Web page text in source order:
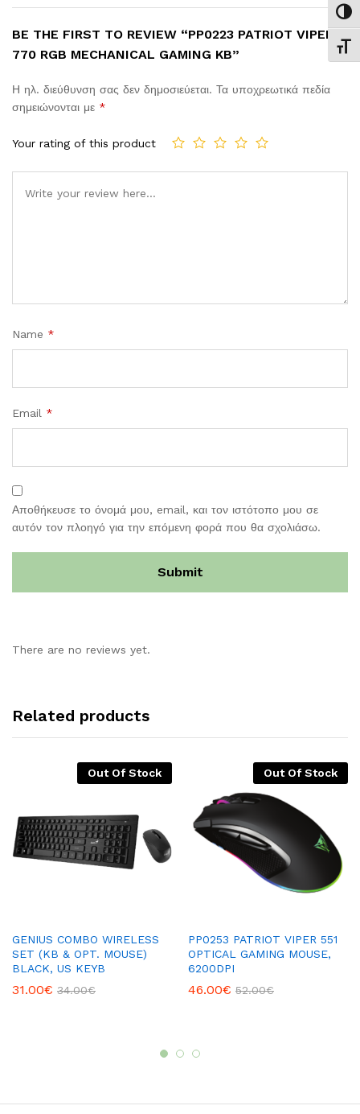
BE THE FIRST TO REVIEW “PP0223 PATRIOT VIPER
770 RGB MECHANICAL GAMING KB”
Η ηλ. διεύθυνση σας δεν δημοσιεύεται. Τα υποχρεωτικά πεδία
σημειώνονται με *
Your rating of this product
Name *
Email *
Αποθήκευσε το όνομά μου, email, και τον ιστότοπο μου σε
αυτόν τον πλοηγό για την επόμενη φορά που θα σχολιάσω.
There are no reviews yet.
Related products
Out Of Stock
GENIUS COMBO WIRELESS
SET (KB & OPT. MOUSE)
BLACK, US KEYB
31.00€ 34.00€
Out Of Stock
PP0253 PATRIOT VIPER 551
OPTICAL GAMING MOUSE,
6200DPI
46.00€ 52.00€